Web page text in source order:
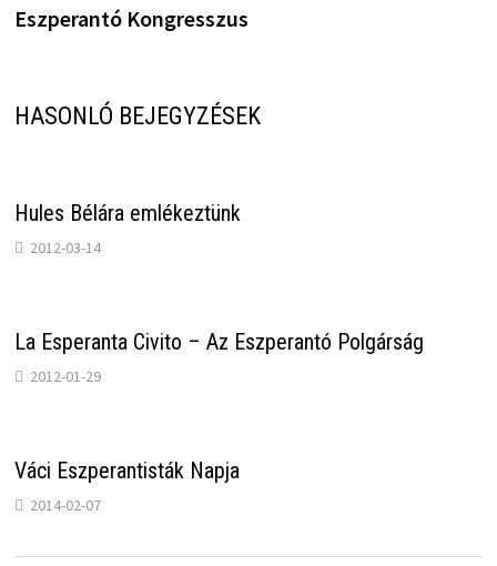
Eszperantó Kongresszus
HASONLÓ BEJEGYZÉSEK
Hules Bélára emlékeztünk
2012-03-14
La Esperanta Civito – Az Eszperantó Polgárság
2012-01-29
Váci Eszperantisták Napja
2014-02-07